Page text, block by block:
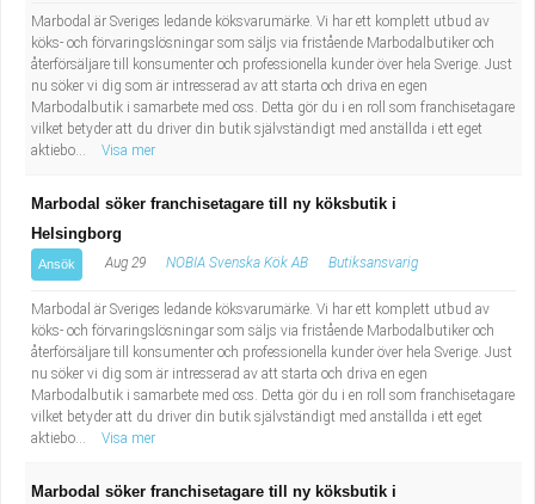
Marbodal är Sveriges ledande köksvarumärke. Vi har ett komplett utbud av
köks- och förvaringslösningar som säljs via fristående Marbodalbutiker och
återförsäljare till konsumenter och professionella kunder över hela Sverige. Just
nu söker vi dig som är intresserad av att starta och driva en egen
Marbodalbutik i samarbete med oss. Detta gör du i en roll som franchisetagare
vilket betyder att du driver din butik självständigt med anställda i ett eget
aktiebo...
Visa mer
Marbodal söker franchisetagare till ny köksbutik i
Helsingborg
Ansök Aug 29 NOBIA Svenska Kök AB Butiksansvarig
Marbodal är Sveriges ledande köksvarumärke. Vi har ett komplett utbud av
köks- och förvaringslösningar som säljs via fristående Marbodalbutiker och
återförsäljare till konsumenter och professionella kunder över hela Sverige. Just
nu söker vi dig som är intresserad av att starta och driva en egen
Marbodalbutik i samarbete med oss. Detta gör du i en roll som franchisetagare
vilket betyder att du driver din butik självständigt med anställda i ett eget
aktiebo...
Visa mer
Marbodal söker franchisetagare till ny köksbutik i